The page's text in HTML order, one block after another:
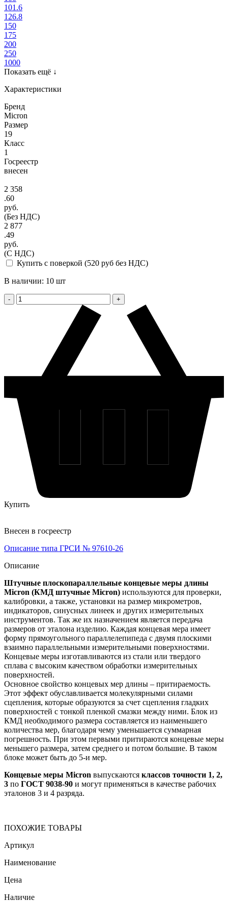
101.6
126.8
150
175
200
250
1000
Показать ещё ↓
Характеристики
Бренд
Micron
Размер
19
Класс
1
Госреестр
внесен
2 358
.60
руб.
(Без НДС)
2 877
.49
руб.
(С НДС)
Купить с поверкой (520 руб без НДС)
В наличии: 10 шт
Купить
Внесен в госреестр
Описание типа ГРСИ № 97610-26
Описание
Штучные плоскопараллельные концевые меры длины
Micron (КМД штучные Micron) используются для проверки,
калибровки, а также, установки на размер микрометров,
индикаторов, синусных линеек и других измерительных
инструментов. Так же их назначением является передача
размеров от эталона изделию. Каждая концевая мера имеет
форму прямоугольного параллелепипеда с двумя плоскими
взаимно параллельными измерительными поверхностями.
Концевые меры изготавливаются из стали или твердого
сплава с высоким качеством обработки измерительных
поверхностей.
Основное свойство концевых мер длины – притираемость.
Этот эффект обуславливается молекулярными силами
сцепления, которые образуются за счет сцепления гладких
поверхностей с тонкой пленкой смазки между ними. Блок из
КМД необходимого размера составляется из наименьшего
количества мер, благодаря чему уменьшается суммарная
погрешность. При этом первыми притираются концевые меры
меньшего размера, затем среднего и потом большие. В таком
блоке может быть до 5-и мер.
Концевые меры Micron выпускаются классов точности 1, 2,
3 по ГОСТ 9038-90 и могут применяться в качестве рабочих
эталонов 3 и 4 разряда.
ПОХОЖИЕ ТОВАРЫ
Артикул
Наименование
Цена
Наличие